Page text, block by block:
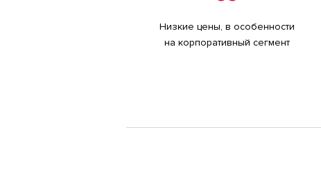
Низкие цены, в особенности
на корпоративный сегмент